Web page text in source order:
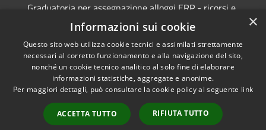
Graduatoria per assegnazione alloggi ERP - ricorsi e
Accessibilità
Copyright © 2026 • Comune di
Ancona • Powered by
Municipium•
Accesso
redazione
×
Informazioni sui cookie
Questo sito web utilizza cookie tecnici e assimilati strettamente
necessari al corretto funzionamento e alla navigazione del sito,
nonché un cookie tecnico analitico al solo fine di elaborare
informazioni statistiche, aggregate e anonime.
Per maggiori dettagli, può consultare la cookie policy al seguente link
ACCETTA TUTTO RIFIUTA TUTTO